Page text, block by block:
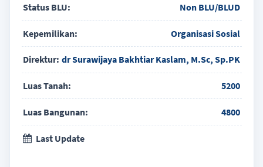
Status BLU: Non BLU/BLUD
Kepemilikan: Organisasi Sosial
Direktur: dr Surawijaya Bakhtiar Kaslam, M.Sc, Sp.PK
Luas Tanah: 5200
Luas Bangunan: 4800
Last Update